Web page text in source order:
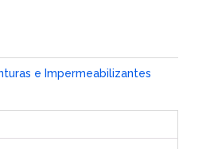
e Impermeabilizantes